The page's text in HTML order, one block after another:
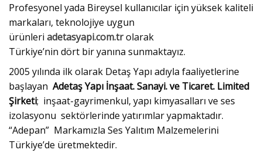
Profesyonel yada Bireysel kullanıcılar için yüksek kaliteli
markaları, teknolojiye uygun
ürünleri adetasyapi.com.trolarak
Türkiye’nin dört bir yanına sunmaktayız.
2005 yılında ilk olarak Detaş Yapı adıyla faaliyetlerine
başlayan Adetaş Yapı İnşaat. Sanayi. ve Ticaret. Limited
Şirketi; inşaat-gayrimenkul, yapı kimyasalları ve ses
izolasyonu sektörlerinde yatırımlar yapmaktadır.
“Adepan” Markamızla Ses Yalıtım Malzemelerini
Türkiye’de üretmektedir.